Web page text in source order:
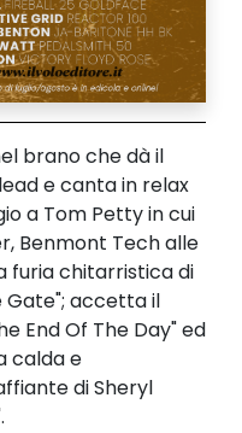
brano che dà il
e canta in relax
a Tom Petty in cui
Benmont Tech alle
furia chitarristica di
Gate"; accetta il
End Of The Day" ed
calda e
di Sheryl